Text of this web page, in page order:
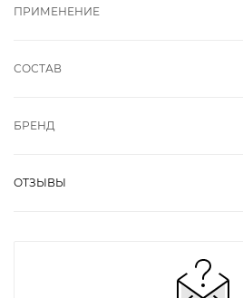
ПРИМЕНЕНИЕ
СОСТАВ
БРЕНД
ОТЗЫВЫ